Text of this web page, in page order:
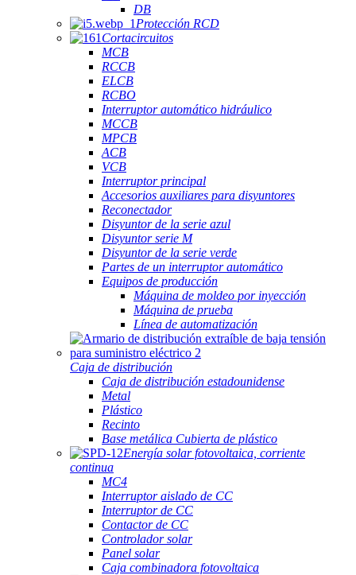
DB
Protección RCD
Cortacircuitos
MCB
RCCB
ELCB
RCBO
Interruptor automático hidráulico
MCCB
MPCB
ACB
VCB
Interruptor principal
Accesorios auxiliares para disyuntores
Reconectador
Disyuntor de la serie azul
Disyuntor serie M
Disyuntor de la serie verde
Partes de un interruptor automático
Equipos de producción
Máquina de moldeo por inyección
Máquina de prueba
Línea de automatización
Caja de distribución
Caja de distribución estadounidense
Metal
Plástico
Recinto
Base metálica Cubierta de plástico
Energía solar fotovoltaica, corriente
continua
MC4
Interruptor aislado de CC
Interruptor de CC
Contactor de CC
Controlador solar
Panel solar
Caja combinadora fotovoltaica